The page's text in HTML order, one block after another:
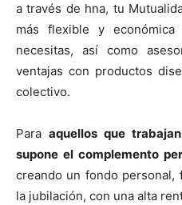
a través de hna, tu
más flexible y
necesitas, así como
ventajas con productos
colectivo.
Para aquellos que
supone el complemento
creando un fondo
la jubilación, con una alta